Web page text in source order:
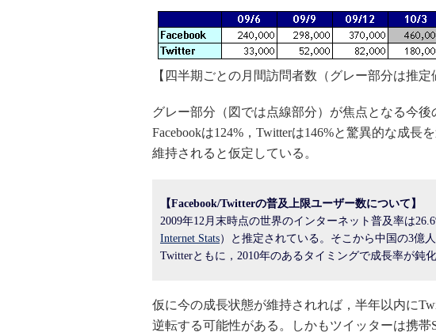
【四半期ごとの月間訪問者数（グレー部分は推
グレー部分（図では点線部分）が焦点となる今
Facebookは124%，Twitterは146%と驚異的な成長
維持されると仮定している。
【Facebook/Twitterの普及上限ユーザー数について】
2009年12月末時点の世界のインターネット普及率は
Internet Stats）と推定されている。そこから中国の3億
Twitterともに，2010年のあるタイミングで成長率が鈍
仮に今の成長状態が維持されれば，半年以内に
逆転する可能性がある。しかもツイッターは携